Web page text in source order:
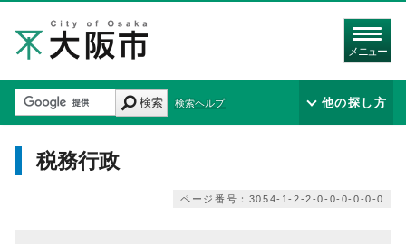
メニュー
検索 検索ヘルプ 他の探し方
税務行政
ページ番号：3054-1-2-2-0-0-0-0-0-0